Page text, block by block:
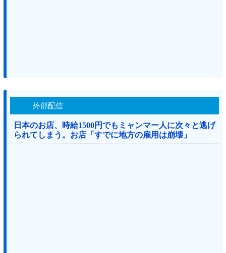
外部配信
日本のお店、時給1500円でもミャンマー人に次々と逃げ
られてしまう。お店「すでに地方の雇用は崩壊」